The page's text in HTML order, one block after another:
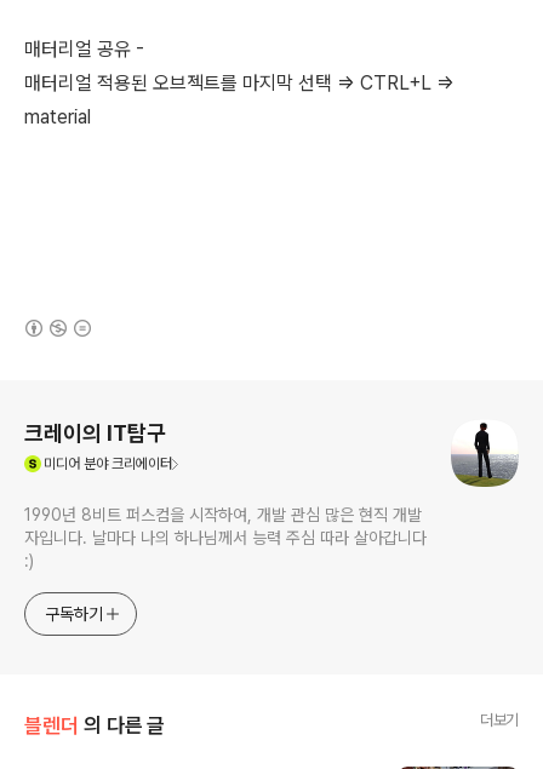
매터리얼 공유 -
매터리얼 적용된 오브젝트를 마지막 선택 => CTRL+L =>
material
크레이의 IT탐구
미디어 분야 크리에이터
1990년 8비트 퍼스컴을 시작하여, 개발 관심 많은 현직 개발
자입니다. 날마다 나의 하나님께서 능력 주심 따라 살아갑니다
:)
구독하기
블렌더 의 다른 글 더보기